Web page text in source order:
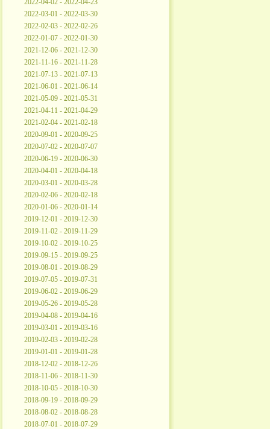
2022-04-02 - 2022-04-23
2022-03-01 - 2022-03-30
2022-02-03 - 2022-02-26
2022-01-07 - 2022-01-30
2021-12-06 - 2021-12-30
2021-11-16 - 2021-11-28
2021-07-13 - 2021-07-13
2021-06-01 - 2021-06-14
2021-05-09 - 2021-05-31
2021-04-11 - 2021-04-29
2021-02-04 - 2021-02-18
2020-09-01 - 2020-09-25
2020-07-02 - 2020-07-07
2020-06-19 - 2020-06-30
2020-04-01 - 2020-04-18
2020-03-01 - 2020-03-28
2020-02-06 - 2020-02-18
2020-01-06 - 2020-01-14
2019-12-01 - 2019-12-30
2019-11-02 - 2019-11-29
2019-10-02 - 2019-10-25
2019-09-15 - 2019-09-25
2019-08-01 - 2019-08-29
2019-07-05 - 2019-07-31
2019-06-02 - 2019-06-29
2019-05-26 - 2019-05-28
2019-04-08 - 2019-04-16
2019-03-01 - 2019-03-16
2019-02-03 - 2019-02-28
2019-01-01 - 2019-01-28
2018-12-02 - 2018-12-26
2018-11-06 - 2018-11-30
2018-10-05 - 2018-10-30
2018-09-19 - 2018-09-29
2018-08-02 - 2018-08-28
2018-07-01 - 2018-07-29